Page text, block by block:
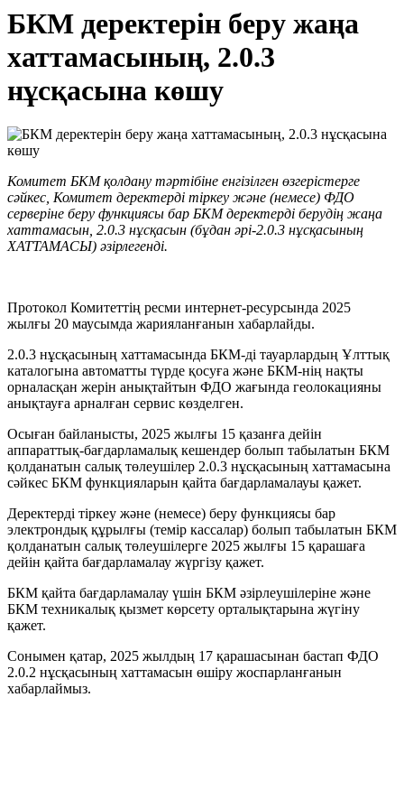
БКМ деректерін беру жаңа
хаттамасының, 2.0.3
нұсқасына көшу
Комитет БКМ қолдану тәртібіне енгізілген өзгерістерге
сәйкес, Комитет деректерді тіркеу және (немесе) ФДО
серверіне беру функциясы бар БКМ деректерді берудің жаңа
хаттамасын, 2.0.3 нұсқасын (бұдан әрі-2.0.3 нұсқасының
ХАТТАМАСЫ) әзірлегенді.
Протокол Комитеттің ресми интернет-ресурсында 2025
жылғы 20 маусымда жарияланғанын хабарлайды.
2.0.3 нұсқасының хаттамасында БКМ-ді тауарлардың Ұлттық
каталогына автоматты түрде қосуға және БКМ-нің нақты
орналасқан жерін анықтайтын ФДО жағында геолокацияны
анықтауға арналған сервис көзделген.
Осыған байланысты, 2025 жылғы 15 қазанға дейін
аппараттық-бағдарламалық кешендер болып табылатын БКМ
қолданатын салық төлеушілер 2.0.3 нұсқасының хаттамасына
сәйкес БКМ функцияларын қайта бағдарламалауы қажет.
Деректерді тіркеу және (немесе) беру функциясы бар
электрондық құрылғы (темір кассалар) болып табылатын БКМ
қолданатын салық төлеушілерге 2025 жылғы 15 қарашаға
дейін қайта бағдарламалау жүргізу қажет.
БКМ қайта бағдарламалау үшін БКМ әзірлеушілеріне және
БКМ техникалық қызмет көрсету орталықтарына жүгіну
қажет.
Сонымен қатар, 2025 жылдың 17 қарашасынан бастап ФДО
2.0.2 нұсқасының хаттамасын өшіру жоспарланғанын
хабарлаймыз.